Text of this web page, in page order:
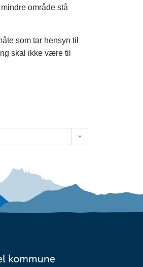
område stå
som tar hensyn til
skal ikke være til